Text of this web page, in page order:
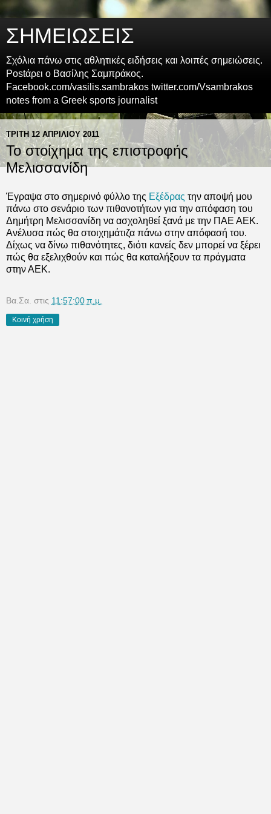
ΣΗΜΕΙΩΣΕΙΣ
Σχόλια πάνω στις αθλητικές ειδήσεις και λοιπές σημειώσεις.
Postάρει ο Βασίλης Σαμπράκος.
Facebook.com/vasilis.sambrakos twitter.com/Vsambrakos
notes from a Greek sports journalist
ΤΡΊΤΗ 12 ΑΠΡΙΛΊΟΥ 2011
Το στοίχημα της επιστροφής
Μελισσανίδη
Έγραψα στο σημερινό φύλλο της Εξέδρας την αποψή μου
πάνω στο σενάριο των πιθανοτήτων για την απόφαση του
Δημήτρη Μελισσανίδη να ασχοληθεί ξανά με την ΠΑΕ ΑΕΚ.
Ανέλυσα πώς θα στοιχημάτιζα πάνω στην απόφασή του.
Δίχως να δίνω πιθανότητες, διότι κανείς δεν μπορεί να ξέρει
πώς θα εξελιχθούν και πώς θα καταλήξουν τα πράγματα
στην ΑΕΚ.
Βα.Σα. στις 11:57:00 π.μ.
Κοινή χρήση